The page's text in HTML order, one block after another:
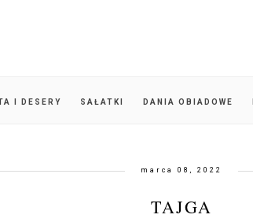
I DESERY SAŁATKI DANIA OBIADOWE
marca 08, 2022
TAJGA